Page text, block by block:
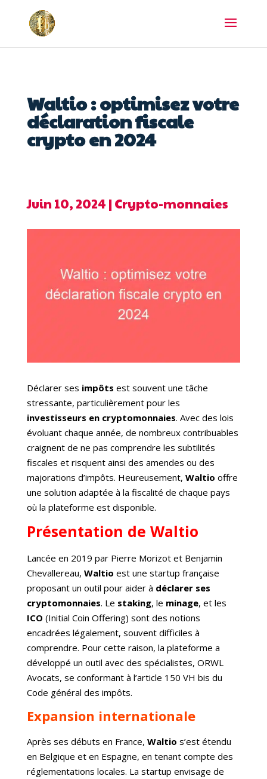
Waltio : optimisez votre
déclaration fiscale
crypto en 2024
Juin 10, 2024 | Crypto-monnaies
Déclarer ses impôts est souvent une tâche
stressante, particulièrement pour les
investisseurs en cryptomonnaies. Avec des lois
évoluant chaque année, de nombreux contribuables
craignent de ne pas comprendre les subtilités
fiscales et risquent ainsi des amendes ou des
majorations d’impôts. Heureusement, Waltio offre
une solution adaptée à la fiscalité de chaque pays
où la plateforme est disponible.
Présentation de Waltio
Lancée en 2019 par Pierre Morizot et Benjamin
Chevallereau, Waltio est une startup française
proposant un outil pour aider à déclarer ses
cryptomonnaies. Le staking, le minage, et les
ICO (Initial Coin Offering) sont des notions
encadrées légalement, souvent difficiles à
comprendre. Pour cette raison, la plateforme a
développé un outil avec des spécialistes, ORWL
Avocats, se conformant à l’article 150 VH bis du
Code général des impôts.
Expansion internationale
Après ses débuts en France, Waltio s’est étendu
en Belgique et en Espagne, en tenant compte des
réglementations locales. La startup envisage de